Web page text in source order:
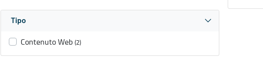
Tipo
Contenuto Web (2)